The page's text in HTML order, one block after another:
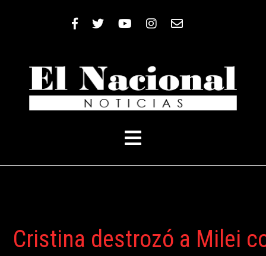
Cultura
Cultura
Cristina destrozó a Milei